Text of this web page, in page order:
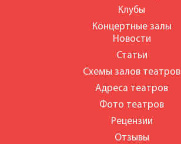
Клубы
Концертные залы
Новости
Статьи
Схемы залов театров
Адреса театров
Фото театров
Рецензии
Отзывы